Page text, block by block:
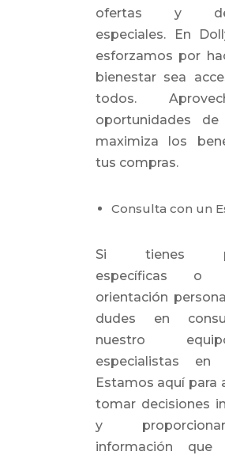
ofertas y
especiales. En
esforzamos por
bienestar sea
todos.
oportunidades
maximiza los
tus compras.
Consulta con un
Si tienes
específicas o
orientación
dudes en
nuestro
especialistas en
Estamos aquí para
tomar decisiones
y
información que